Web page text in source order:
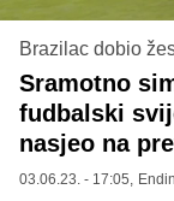
Brazilac dobio
Sramotno
fudbalski
nasjeo na
03.06.23. - 17:05,